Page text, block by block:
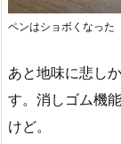
ペンはショボくなった
あと地味に悲し
す。消しゴム機
けど。